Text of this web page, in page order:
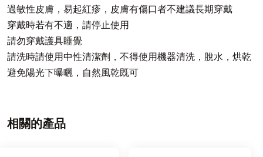
過敏性皮膚，易起紅疹，皮膚有傷口者不建議長期穿戴
穿戴時若有不適，請停止使用
請勿穿戴護具睡覺
請洗時請使用中性清潔劑，不得使用機器清洗，脫水，烘乾
避免陽光下曝曬，自然風乾既可
相關的產品